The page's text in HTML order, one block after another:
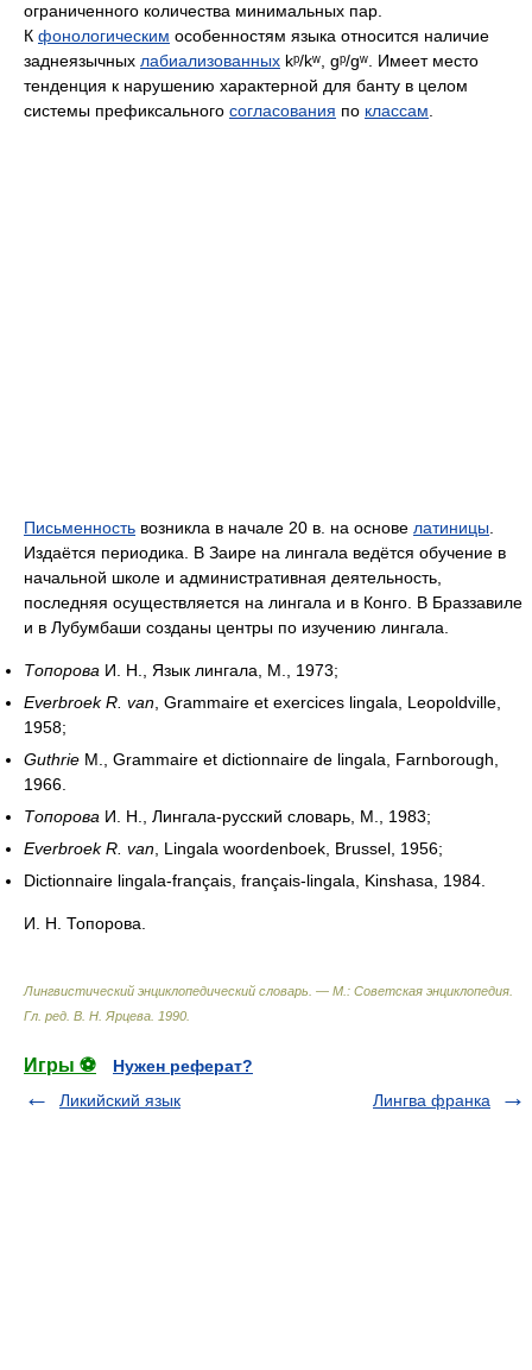
ограниченного количества минимальных пар.
К фонологическим особенностям языка относится наличие
заднеязычных лабиализованных kᵖ/kʷ, gᵖ/gʷ. Имеет место
тенденция к нарушению характерной для банту в целом
системы префиксального согласования по классам
Письменность возникла в начале 20 в. на основе латиницы
Издаётся периодика. В Заире на лингала ведётся обучение в
начальной школе и административная деятельность,
последняя осуществляется на лингала и в Конго. В Браззавиле
и в Лубумбаши созданы центры по изучению лингала.
Топорова И. Н., Язык лингала, М., 1973;
Everbroek R. van , Grammaire et exercices lingala, Leopoldville,
1958;
Guthrie M., Grammaire et dictionnaire de lingala, Farnborough,
1966.
Топорова И. Н., Лингала-русский словарь, М., 1983;
Everbroek R. van , Lingala woordenboek, Brussel, 1956;
Dictionnaire lingala-français, français-lingala, Kinshasa, 1984.
И. Н. Топорова.
Лингвистический энциклопедический словарь. — М.: Советская энциклопедия
Гл. ред. В. Н. Ярцева 1990
Игры ⚽
Нужен реферат?
Ликийский язык
Лингва франка